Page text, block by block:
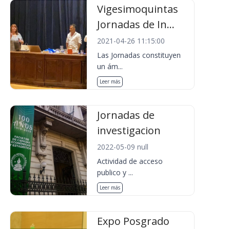
Vigesimoquintas
Jornadas de In...
2021-04-26 11:15:00
Las Jornadas constituyen
un ám...
Leer más
Jornadas de
investigacion
2022-05-09 null
Actividad de acceso
publico y ...
Leer más
Expo Posgrado